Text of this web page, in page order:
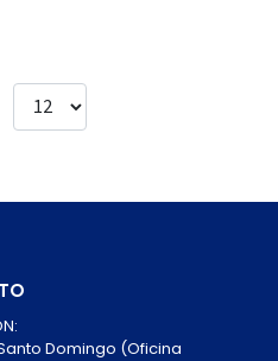
Domingo (Oficina